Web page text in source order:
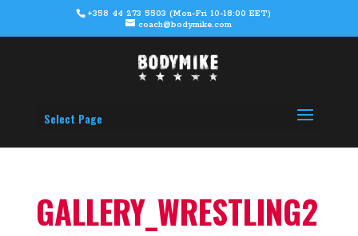
+358 44 273 5503 (Mon-Fri 10-18:00 EET)
coach@bodymike.com
Select Page
GALLERY_WRESTLING2